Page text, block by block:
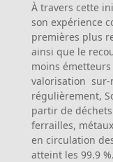
À travers cette
son expérience
premières plus
ainsi que le
moins émetteurs
valorisation sur-
régulièrement,
partir de
ferrailles,
en circulation
atteint les 99.9